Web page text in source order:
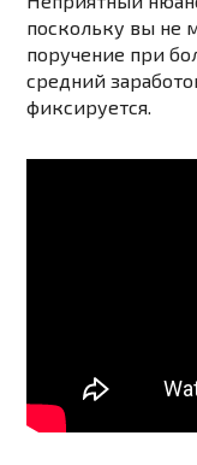
поскольку вы не
поручение при
средний
фиксируется.